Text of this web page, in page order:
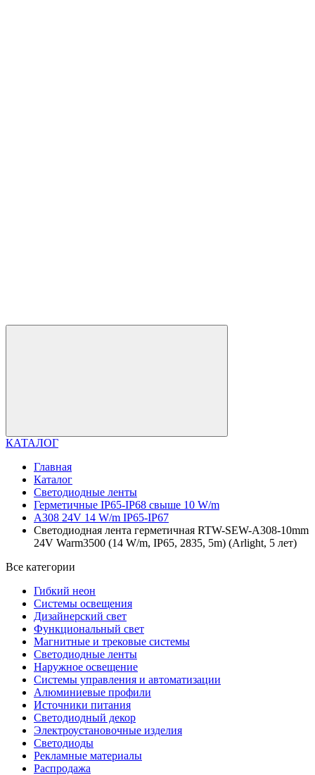
КАТАЛОГ
Главная
Каталог
Светодиодные ленты
Герметичные IP65-IP68 свыше 10 W/m
A308 24V 14 W/m IP65-IP67
Светодиодная лента герметичная RTW-SEW-A308-10mm
24V Warm3500 (14 W/m, IP65, 2835, 5m) (Arlight, 5 лет)
Все категории
Гибкий неон
Системы освещения
Дизайнерский свет
Функциональный свет
Магнитные и трековые системы
Светодиодные ленты
Наружное освещение
Системы управления и автоматизации
Алюминиевые профили
Источники питания
Светодиодный декор
Электроустановочные изделия
Светодиоды
Рекламные материалы
Распродажа